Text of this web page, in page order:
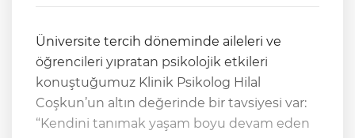
Üniversite tercih döneminde aileleri ve
öğrencileri yıpratan psikolojik etkileri
konuştuğumuz Klinik Psikolog Hilal
Coşkun’un altın değerinde bir tavsiyesi var:
“Kendini tanımak yaşam boyu devam eden